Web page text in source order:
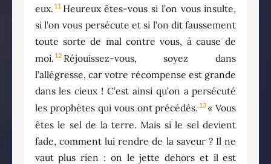
eux. 11 Heureux êtes-vous si l’on vous insulte,
si l’on vous persécute et si l’on dit faussement
toute sorte de mal contre vous, à cause de
moi. 12 Réjouissez-vous, soyez dans
l’allégresse, car votre récompense est grande
dans les cieux ! C’est ainsi qu’on a persécuté
les prophètes qui vous ont précédés. 13« Vous
êtes le sel de la terre. Mais si le sel devient
fade, comment lui rendre de la saveur ? Il ne
vaut plus rien : on le jette dehors et il est